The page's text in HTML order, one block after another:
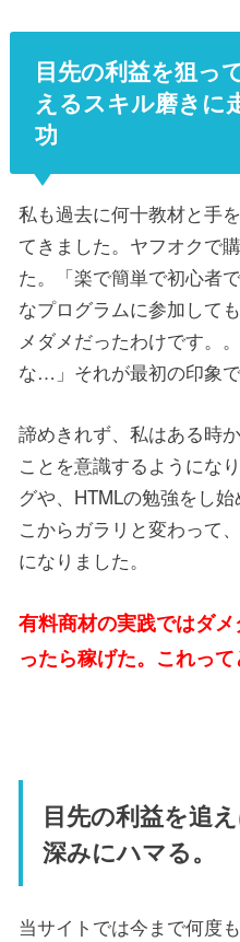
目先の利益を狙っ
えるスキル磨きに
功
私も過去に何十教材と手
てきました。ヤフオクで
た。「楽で簡単で初心者
なプログラムに参加して
メダメだったわけです。
な…」それが最初の印象で
諦めきれず、私はある時
ことを意識するようにな
グや、HTMLの勉強をし
こからガラリと変わって
になりました。
有料商材の実践ではダ
ったら稼げた。これっ
目先の利益を追
深みにハマる。
当サイトでは今まで何度